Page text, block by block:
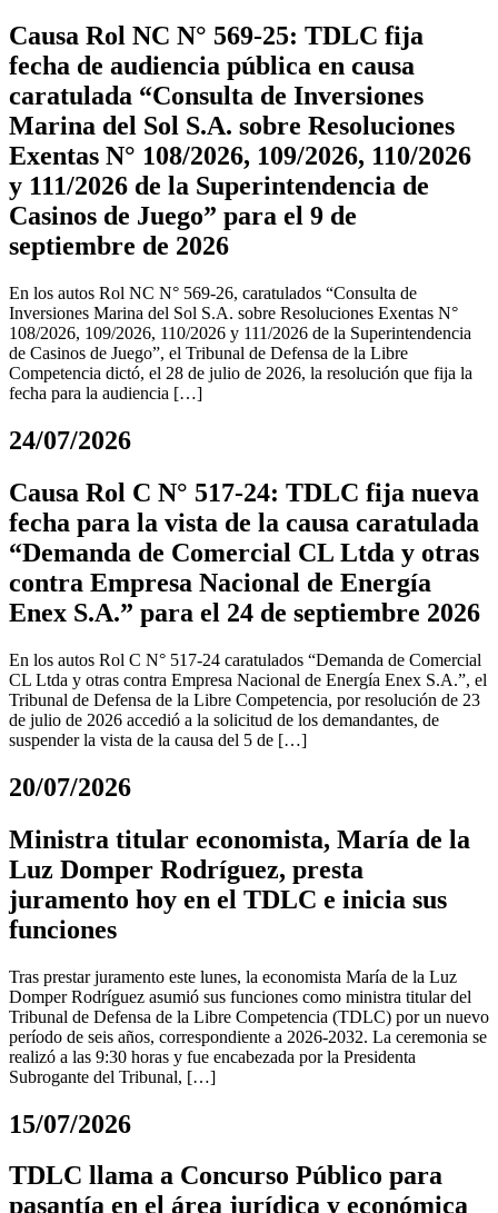
Causa Rol NC N° 569-25: TDLC fija
fecha de audiencia pública en causa
caratulada “Consulta de Inversiones
Marina del Sol S.A. sobre Resoluciones
Exentas N° 108/2026, 109/2026, 110/2026
y 111/2026 de la Superintendencia de
Casinos de Juego” para el 9 de
septiembre de 2026
En los autos Rol NC N° 569-26, caratulados “Consulta de
Inversiones Marina del Sol S.A. sobre Resoluciones Exentas N°
108/2026, 109/2026, 110/2026 y 111/2026 de la Superintendencia
de Casinos de Juego”, el Tribunal de Defensa de la Libre
Competencia dictó, el 28 de julio de 2026, la resolución que fija la
fecha para la audiencia […]
24/07/2026
Causa Rol C N° 517-24: TDLC fija nueva
fecha para la vista de la causa caratulada
“Demanda de Comercial CL Ltda y otras
contra Empresa Nacional de Energía
Enex S.A.” para el 24 de septiembre 2026
En los autos Rol C N° 517-24 caratulados “Demanda de Comercial
CL Ltda y otras contra Empresa Nacional de Energía Enex S.A.”, el
Tribunal de Defensa de la Libre Competencia, por resolución de 23
de julio de 2026 accedió a la solicitud de los demandantes, de
suspender la vista de la causa del 5 de […]
20/07/2026
Ministra titular economista, María de la
Luz Domper Rodríguez, presta
juramento hoy en el TDLC e inicia sus
funciones
Tras prestar juramento este lunes, la economista María de la Luz
Domper Rodríguez asumió sus funciones como ministra titular del
Tribunal de Defensa de la Libre Competencia (TDLC) por un nuevo
período de seis años, correspondiente a 2026-2032. La ceremonia se
realizó a las 9:30 horas y fue encabezada por la Presidenta
Subrogante del Tribunal, […]
15/07/2026
TDLC llama a Concurso Público para
pasantía en el área jurídica y económica